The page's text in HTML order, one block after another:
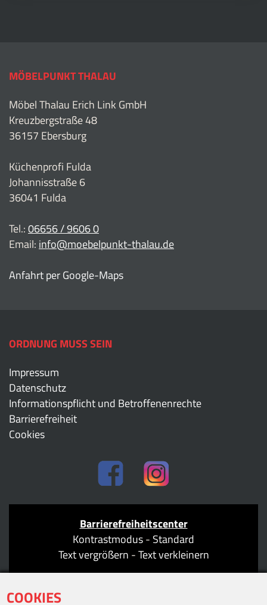
COOKIES
MÖBELPUNKT THALAU
Möbel Thalau Erich Link GmbH
Kreuzbergstraße 48
36157 Ebersburg
Küchenprofi Fulda
Johannisstraße 6
36041 Fulda
Tel.:06656 / 9606 0
Email: info@moebelpunkt-thalau.de
Anfahrt per Google-Maps
ORDNUNG MUSS SEIN
Impressum
Datenschutz
Informationspflicht und Betroffenenrechte
Barrierefreiheit
Cookies
Barrierefreiheitscenter
Kontrastmodus- Standard
Text vergrößern -Text verkleinern